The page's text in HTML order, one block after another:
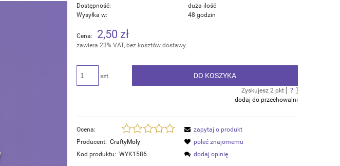
Dostępność:
duża ilość
Wysyłka w:
48 godzin
Cena: 2,50 zł
zawiera 23% VAT, bez kosztów dostawy
szt. DO KOSZYKA
Zyskujesz 2pkt [ ?
dodaj do przechowalni
Ocena:
Producent: CraftyMoly
Kod produktu: WYK1586
zapytaj o produkt
poleć znajomemu
dodaj opinię